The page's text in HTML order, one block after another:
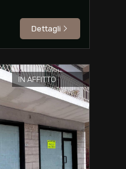
Dettagli
IN AFFITTO